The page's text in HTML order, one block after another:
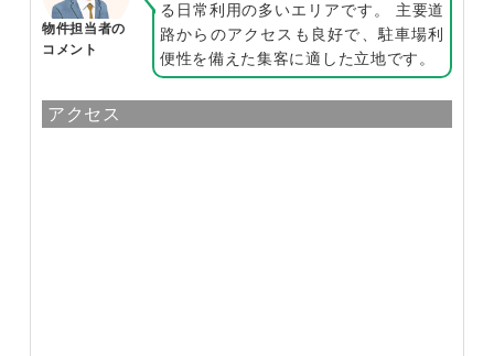
物件担当者の
コメント
る日常利用の多いエリアです。 主要道
路からのアクセスも良好で、駐車場利
便性を備えた集客に適した立地です。
アクセス